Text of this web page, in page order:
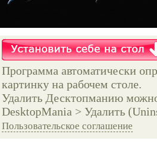
Программа автоматически
картинку на рабочем столе.
Удалить Десктопманию
DesktopMania > Удалить
Пользовательское соглашение